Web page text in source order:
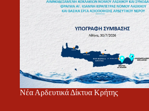
Νέα Αρδευτικά Δίκτυα Κρήτης